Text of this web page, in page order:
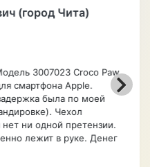
(город Чита)
3007023 Croco Paw.
смартфона Apple.
была по моей
Чехол
ни одной претензии.
лежит в руке. Денег